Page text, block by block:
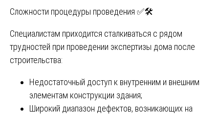
Сложности процедуры проведения ✅🛠️
Специалистам приходится сталкиваться с рядом
трудностей при проведении экспертизы дома после
строительства:
Недостаточный доступ к внутренним и внешним
элементам конструкции здания;
Широкий диапазон дефектов, возникающих на